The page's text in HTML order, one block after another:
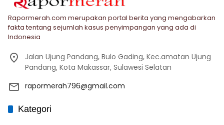
Rapormerah.com merupakan portal berita yang mengabarkan
fakta tentang sejumlah kasus penyimpangan yang ada di
Indonesia
Jalan Ujung Pandang, Bulo Gading, Kec.amatan Ujung
Pandang, Kota Makassar, Sulawesi Selatan
rapormerah796@gmail.com
Kategori